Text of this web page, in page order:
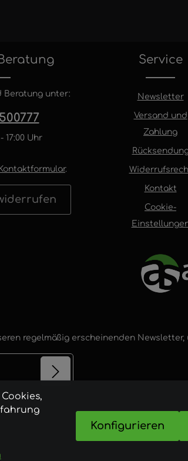
Beratung unter:
17:00 Uhr
Kontaktformular.
Service
Newsletter
Versand und
Zahlung
Kontakt
Cookie-
regelmäßig erscheinenden
sind
Konfigurieren